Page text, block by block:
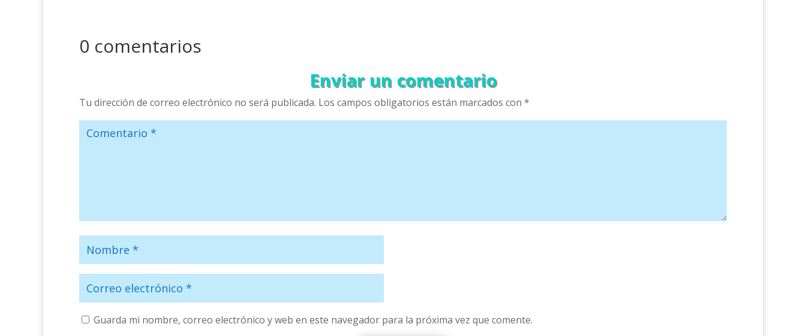
0 comentarios
Enviar un comentario
Tu dirección de correo electrónico no será publicada. Los campos obligatorios están marcados con *
Guarda mi nombre, correo electrónico y web en este navegador para la próxima vez que comente.